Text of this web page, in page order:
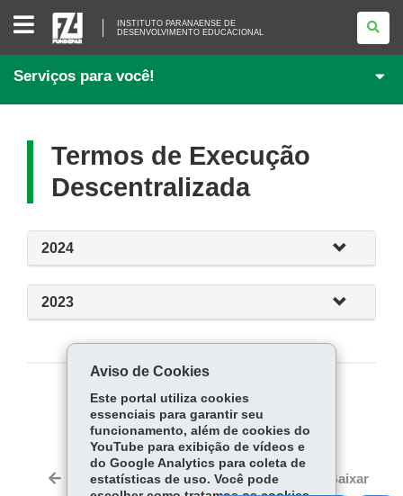
INSTITUTO
PARANAENSE
DE
<BR>DESENVOLVIMENTO
INSTITUTO PARANAENSE DE
DESENVOLVIMENTO EDUCACIONAL
Serviços para você!
Termos de Execução
Descentralizada
2024
2023
COMPARTILHE:
Fa
ce
bo
Tw
itt
W
ha
ts
Voltar Início Imprimir Baixar
Aviso de Cookies
Este portal utiliza cookies
essenciais para garantir seu
funcionamento, além de cookies do
YouTube para exibição de vídeos e
do Google Analytics para coleta de
estatísticas de uso. Você pode